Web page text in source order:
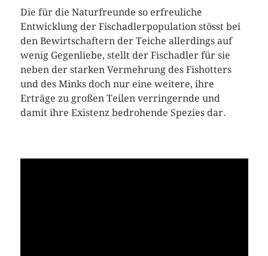
Die für die Naturfreunde so erfreuliche
Entwicklung der Fischadlerpopulation stösst bei
den Bewirtschaftern der Teiche allerdings auf
wenig Gegenliebe, stellt der Fischadler für sie
neben der starken Vermehrung des Fishotters
und des Minks doch nur eine weitere, ihre
Erträge zu großen Teilen verringernde und
damit ihre Existenz bedrohende Spezies dar.